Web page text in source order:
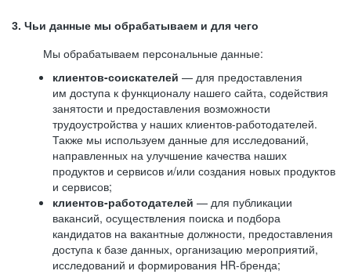
3. Чьи данные мы обрабатываем и для чего
Мы обрабатываем персональные данные:
клиентов-соискателей — для предоставления
им доступа к функционалу нашего сайта, содействия
занятости и предоставления возможности
трудоустройства у наших клиентов-работодателей.
Также мы используем данные для исследований,
направленных на улучшение качества наших
продуктов и сервисов и/или создания новых продуктов
и сервисов;
клиентов-работодателей — для публикации
вакансий, осуществления поиска и подбора
кандидатов на вакантные должности, предоставления
доступа к базе данных, организацию мероприятий,
исследований и формирования HR-бренда;